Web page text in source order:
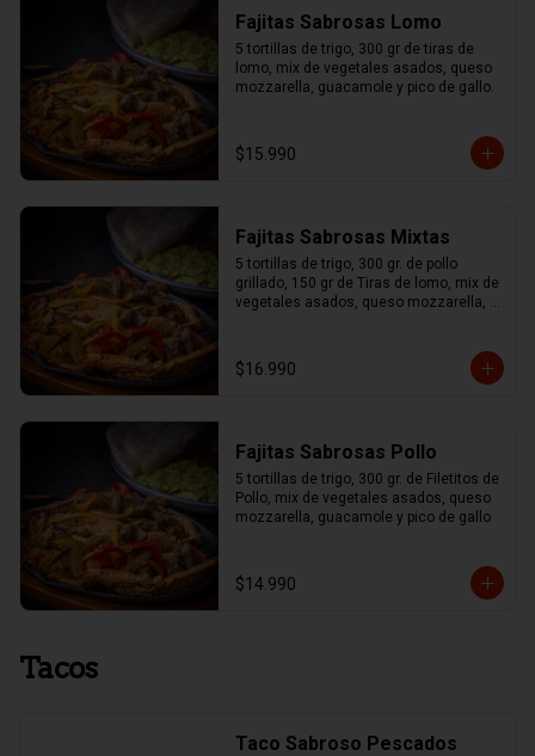
Fajitas Sabrosas Lomo
5 tortillas de trigo, 300 gr de tiras de
lomo, mix de vegetales asados, queso
mozzarella, guacamole y pico de gallo.
$15.990
Fajitas Sabrosas Mixtas
5 tortillas de trigo, 300 gr. de pollo
grillado, 150 gr de Tiras de lomo, mix de
vegetales asados, queso mozzarella,
$16.990
Fajitas Sabrosas Pollo
5 tortillas de trigo, 300 gr. de Filetitos de
Pollo, mix de vegetales asados, queso
mozzarella, guacamole y pico de gallo
$14.990
Tacos
Taco Sabroso Pescados